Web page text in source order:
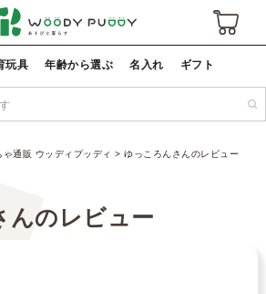
玩具 年齢から選ぶ 名入れ ギフト
ゃ通販 ウッディプッディ ゆっころんさんのレビュー
んのレビュー